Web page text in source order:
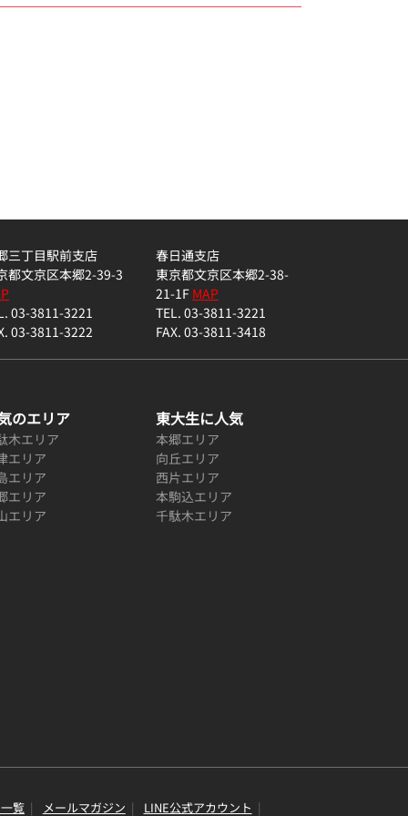
三丁目駅前支店
都文京区本郷2-39-3
03-3811-3221
03-3811-3222
春日通支店
東京都文京区本郷2-38-
21-1FMAP
TEL. 03-3811-3221
FAX. 03-3811-3418
のエリア
木エリア
エリア
エリア
エリア
エリア
東大生に人気
本郷エリア
向丘エリア
西片エリア
本駒込エリア
千駄木エリア
覧 メールマガジン LINE公式アカウント